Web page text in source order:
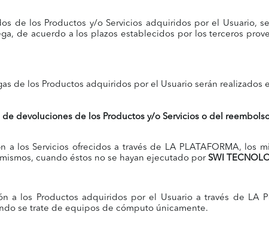
de los Productos y/o Servicios adquiridos por el Usuario,
de acuerdo a los plazos establecidos por los terceros
de los Productos adquiridos por el Usuario serán
devoluciones de los Productos y/o Servicios o del
a los Servicios ofrecidos a través de LA PLATAFORMA,
cuando éstos no se hayan ejecutado porSWI
a los Productos adquiridos por el Usuario a través de LA
se trate de equipos de cómputo únicamente.